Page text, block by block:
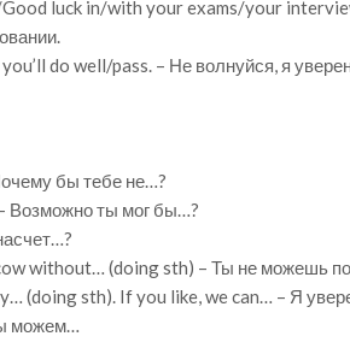
luck in/with your exams/your
you’ll do well/pass. – Не волнуйся, я
бы тебе не…?
Возможно ты мог бы…?
without… (doing sth) – Ты не можешь
(doing sth). If you like, we can… – Я
можем…